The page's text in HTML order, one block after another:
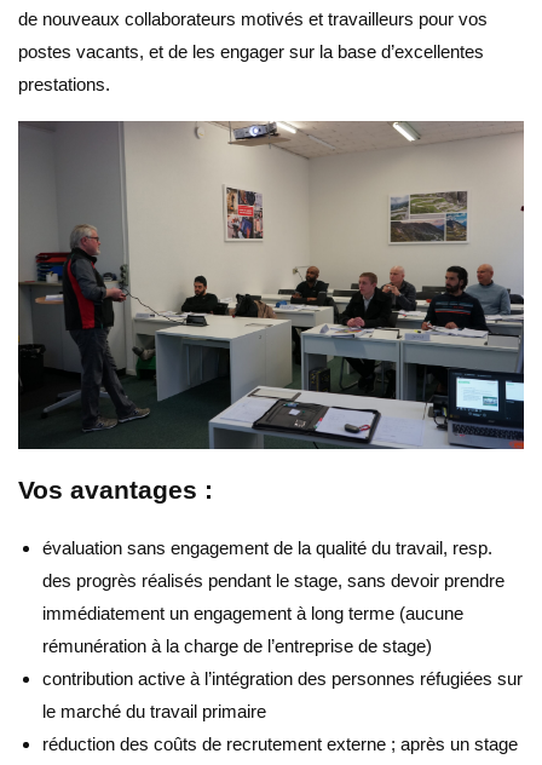
de nouveaux collaborateurs motivés et travailleurs pour vos
postes vacants, et de les engager sur la base d’excellentes
prestations.
Vos avantages :
évaluation sans engagement de la qualité du travail, resp.
des progrès réalisés pendant le stage, sans devoir prendre
immédiatement un engagement à long terme (aucune
rémunération à la charge de l’entreprise de stage)
contribution active à l’intégration des personnes réfugiées sur
le marché du travail primaire
réduction des coûts de recrutement externe ; après un stage